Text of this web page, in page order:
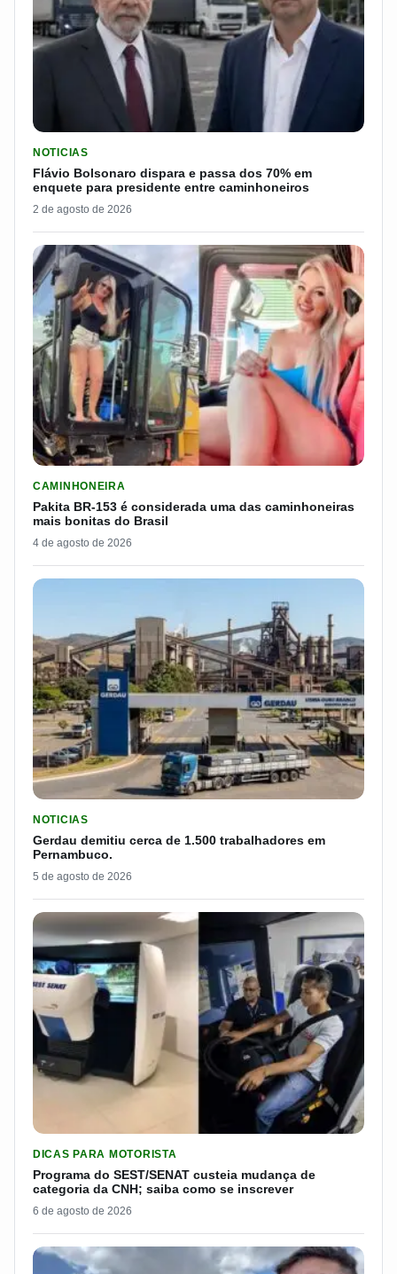
NOTICIAS
Flávio Bolsonaro dispara e passa dos 70% em
enquete para presidente entre caminhoneiros
2 de agosto de 2026
CAMINHONEIRA
Pakita BR-153 é considerada uma das caminhoneiras
mais bonitas do Brasil
4 de agosto de 2026
NOTICIAS
Gerdau demitiu cerca de 1.500 trabalhadores em
Pernambuco.
5 de agosto de 2026
DICAS PARA MOTORISTA
Programa do SEST/SENAT custeia mudança de
categoria da CNH; saiba como se inscrever
6 de agosto de 2026